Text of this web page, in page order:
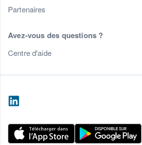
Partenaires
Avez-vous des questions ?
Centre d'aide